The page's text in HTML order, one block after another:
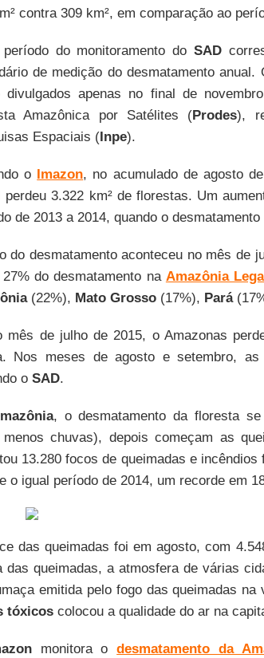
contra 309 km², em comparação ao
período do monitoramento doSAD
de medição do desmatamento
divulgados apenas no final de
Amazônica por Satélites (Prodes),
Espaciais (Inpe).
o Imazon, no acumulado de agosto
perdeu 3.322 km² de florestas. Um
de 2013 a 2014, quando o
do desmatamento aconteceu no mês de
do desmatamento na Amazônia
(22%), Mato Grosso(17%), Pará
mês de julho de 2015, o Amazonas
Nos meses de agosto e setembro,
o SAD.
, o desmatamento da floresta
menos chuvas), depois começam as
13.280 focos de queimadas e
o igual período de 2014, um recorde em
das queimadas foi em agosto, com
das queimadas, a atmosfera de várias
emitida pelo fogo das queimadas
tóxicoscolocou a qualidade do ar na
monitora odesmatamento da